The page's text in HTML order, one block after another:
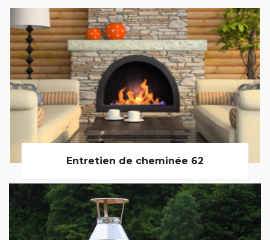
Entretien de cheminée 62